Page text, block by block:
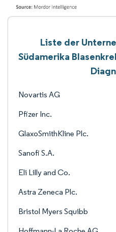
Liste der
Südamerika
Novartis AG
Pfizer Inc.
GlaxoSmithKline Plc.
Sanofi S.A.
Eli Lilly and Co.
Astra Zeneca Plc.
Bristol Myers Squibb